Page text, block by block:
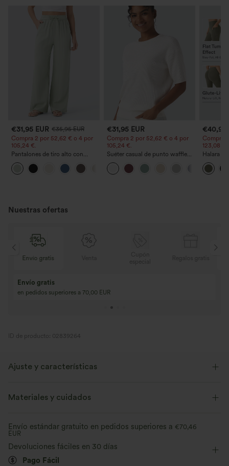
€31,95 EUR €35,95 EUR
Compra 2 por 52,62 € o 4 por
105,24 €.
Pantalones de tiro alto con
cordón y bolsillos, pernera
ancha, holgados y de estilo
casual con tacto de lino.
€31,95 EUR
Compra 2 por 52,62 € o 4 por
105,24 €.
Suéter casual de punto waffle
con cuello redondo y manga
corta
€40,95
Compra
123,08 €.
Halara
bootcut
con
glúteos,
Nuestras ofertas
Venta
Compra 3 y llévate 1 gratis
Compra 4 por 3, compra 8 por 6
ID de producto: 02839264
Ajuste y características
Corte ajustado Cuello redondo
Elasticidad alta
Materiales y cuidados
Envío estándar gratuito en pedidos superiores a €70,46
EUR
Devoluciones fáciles en 30 días
Pago Fácil